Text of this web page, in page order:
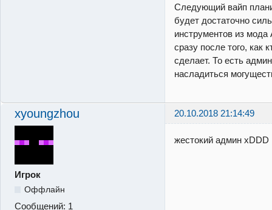
Следующий вайп
будет достаточно
инструментов из
сразу после того, как
сделает. То есть
насладиться
xyoungzhou 20.10.2018 21:14:49
Игрок
Оффлайн
Сообщений: 1
жестокий админ xDDD